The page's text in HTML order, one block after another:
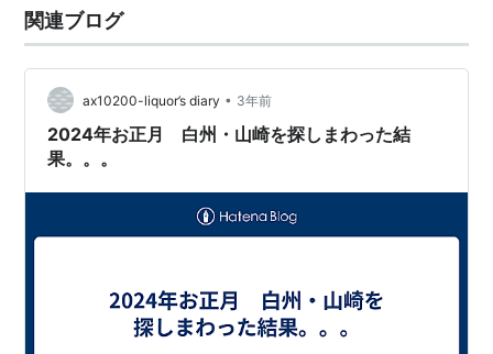
関連ブログ
ax10200-liquor’s diary • 3年前
2024年お正月 白州・山崎を探しまわった結
果。。。